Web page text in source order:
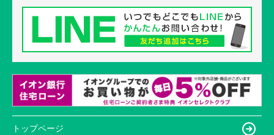
トップページ